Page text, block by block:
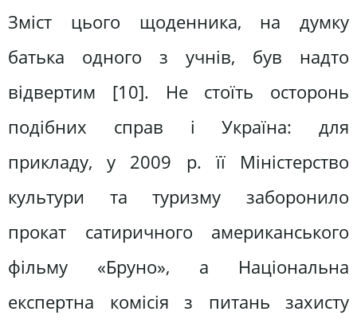
Зміст цього щоденника, на думку
батька одного з учнів, був надто
відвертим [10]. Не стоїть осторонь
подібних справ і Україна: для
прикладу, у 2009 р. її Міністерство
культури та туризму заборонило
прокат сатиричного американського
фільму «Бруно», а Національна
експертна комісія з питань захисту